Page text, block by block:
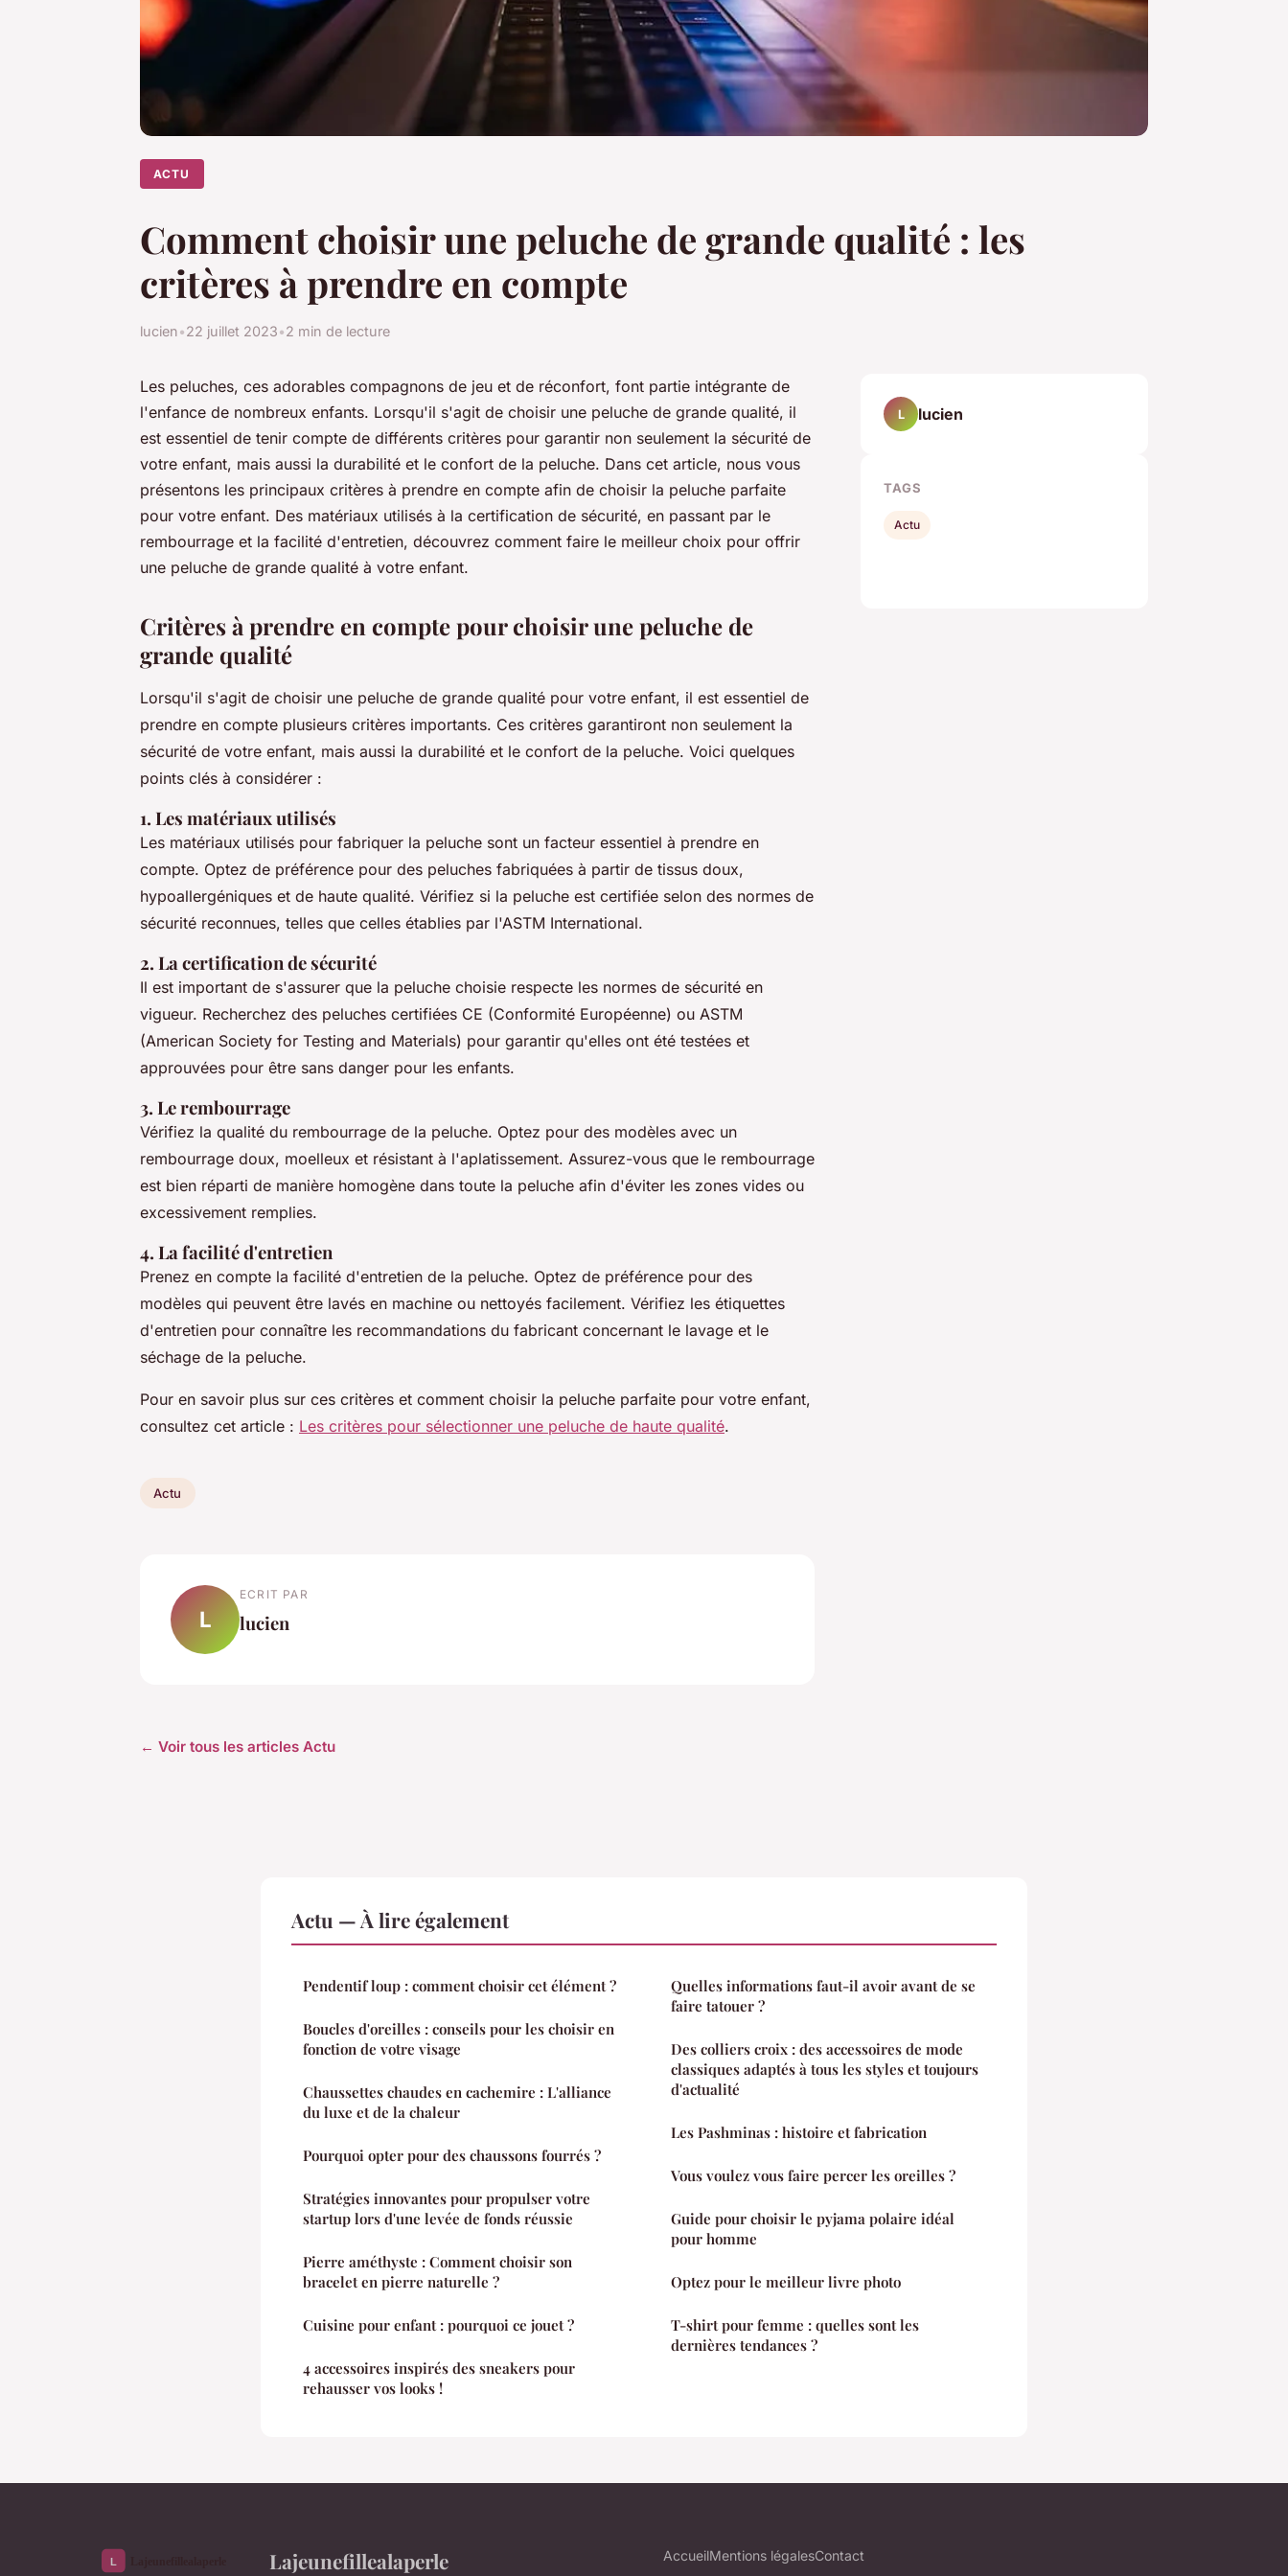
ACTU
Comment choisir une peluche de grande qualité : les
critères à prendre en compte
lucien•22 juillet 2023•2 min de lecture
Les peluches, ces adorables compagnons de jeu et de réconfort, font partie intégrante de
l'enfance de nombreux enfants. Lorsqu'il s'agit de choisir une peluche de grande qualité, il
est essentiel de tenir compte de différents critères pour garantir non seulement la sécurité de
votre enfant, mais aussi la durabilité et le confort de la peluche. Dans cet article, nous vous
présentons les principaux critères à prendre en compte afin de choisir la peluche parfaite
pour votre enfant. Des matériaux utilisés à la certification de sécurité, en passant par le
rembourrage et la facilité d'entretien, découvrez comment faire le meilleur choix pour offrir
une peluche de grande qualité à votre enfant.
Critères à prendre en compte pour choisir une peluche de
grande qualité
Lorsqu'il s'agit de choisir une peluche de grande qualité pour votre enfant, il est essentiel de
prendre en compte plusieurs critères importants. Ces critères garantiront non seulement la
sécurité de votre enfant, mais aussi la durabilité et le confort de la peluche. Voici quelques
points clés à considérer :
1. Les matériaux utilisés
Les matériaux utilisés pour fabriquer la peluche sont un facteur essentiel à prendre en
compte. Optez de préférence pour des peluches fabriquées à partir de tissus doux,
hypoallergéniques et de haute qualité. Vérifiez si la peluche est certifiée selon des normes de
sécurité reconnues, telles que celles établies par l'ASTM International.
2. La certification de sécurité
Il est important de s'assurer que la peluche choisie respecte les normes de sécurité en
vigueur. Recherchez des peluches certifiées CE (Conformité Européenne) ou ASTM
(American Society for Testing and Materials) pour garantir qu'elles ont été testées et
approuvées pour être sans danger pour les enfants.
3. Le rembourrage
Vérifiez la qualité du rembourrage de la peluche. Optez pour des modèles avec un
rembourrage doux, moelleux et résistant à l'aplatissement. Assurez-vous que le rembourrage
est bien réparti de manière homogène dans toute la peluche afin d'éviter les zones vides ou
excessivement remplies.
4. La facilité d'entretien
Prenez en compte la facilité d'entretien de la peluche. Optez de préférence pour des
modèles qui peuvent être lavés en machine ou nettoyés facilement. Vérifiez les étiquettes
d'entretien pour connaître les recommandations du fabricant concernant le lavage et le
séchage de la peluche.
Pour en savoir plus sur ces critères et comment choisir la peluche parfaite pour votre enfant,
consultez cet article : Les critères pour sélectionner une peluche de haute qualité.
Actu
L
ECRIT PAR
lucien
← Voir tous les articles Actu
L lucien
TAGS
Actu
Actu — À lire également
Pendentif loup : comment choisir cet élément ?
Boucles d'oreilles : conseils pour les choisir en
fonction de votre visage
Chaussettes chaudes en cachemire : L'alliance
du luxe et de la chaleur
Pourquoi opter pour des chaussons fourrés ?
Stratégies innovantes pour propulser votre
startup lors d'une levée de fonds réussie
Pierre améthyste : Comment choisir son
bracelet en pierre naturelle ?
Cuisine pour enfant : pourquoi ce jouet ?
4 accessoires inspirés des sneakers pour
rehausser vos looks !
Quelles informations faut-il avoir avant de se
faire tatouer ?
Des colliers croix : des accessoires de mode
classiques adaptés à tous les styles et toujours
d'actualité
Les Pashminas : histoire et fabrication
Vous voulez vous faire percer les oreilles ?
Guide pour choisir le pyjama polaire idéal
pour homme
Optez pour le meilleur livre photo
T-shirt pour femme : quelles sont les
dernières tendances ?
Lajeunefillealaperle AccueilMentions légalesContact